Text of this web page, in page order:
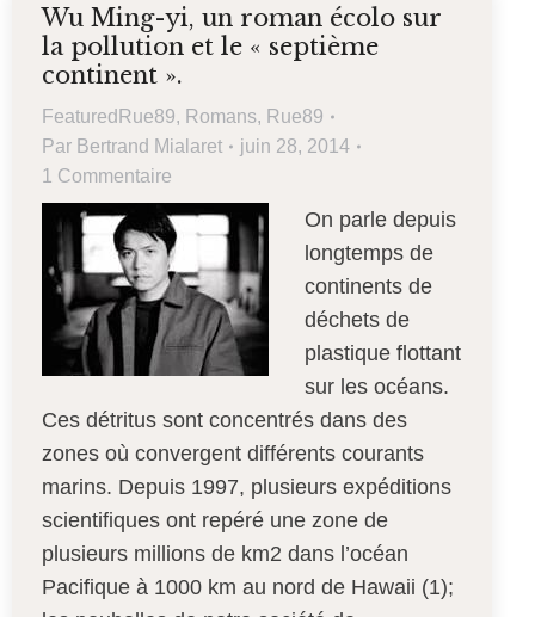
Wu Ming-yi, un roman écolo sur
la pollution et le « septième
continent ».
FeaturedRue89, Romans, Rue89
Par Bertrand Mialaret
juin 28, 2014
1 Commentaire
On parle depuis
longtemps de
continents de
déchets de
plastique flottant
sur les océans.
Ces détritus sont concentrés dans des
zones où convergent différents courants
marins. Depuis 1997, plusieurs expéditions
scientifiques ont repéré une zone de
plusieurs millions de km2 dans l’océan
Pacifique à 1000 km au nord de Hawaii (1);